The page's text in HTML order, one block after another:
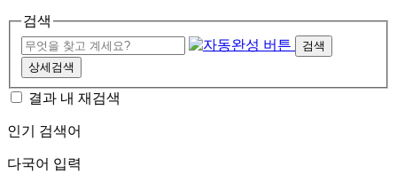
검색
검색
상세검색
결과 내 재검색
인기 검색어
다국어 입력